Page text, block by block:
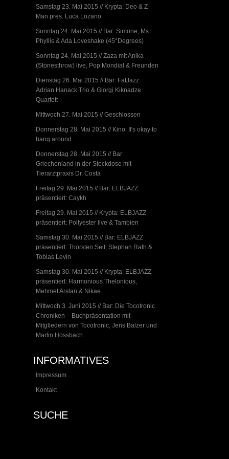
Samstag 23. Mai 2015 // Krypta: Deo & Z-
Man pres. Luca Lozano
Sonntag 24. Mai 2015 // Bar: Simone, Ms
Phyllis & Ada Loveshake (45°Degrees)
Sonntag 24. Mai 2015 // Zaza mit Anika
(Stonesthrow) live, Pop Mondial & Freunden
Dienstag 26. Mai 2015 // Bar: FatJazz:
Adrian Hanack Trio & Giorgi Kiknadze
Quartett
Mittwoch 27. Mai 2015 // Geschlossen
Donnerstag 28. Mai 2015 // Kino: It's okay to
hang around
Donnerstag 28. Mai 2015 // Bar:
Griechenland in der Steckdose mit
Tierarztpraxis Dr. Costa
Freitag 29. Mai 2015 // Bar: ELBJAZZ
präsentiert: Caykh
Freitag 29. Mai 2015 // Krypta: ELBJAZZ
präsentiert: Pollyester live & Tambien
Samstag 30. Mai 2015 // Bar: ELBJAZZ
präsentiert: Thorsten Seif, Stephan Rath &
Tobias Levin
Samstag 30. Mai 2015 // Krypta: ELBJAZZ
präsentiert: Harmonious Thelonious,
Mehmet Arslan & Nikae
Mittwoch 3. Juni 2015 // Bar: Die Tocotronic
Chroniken – Buchpräsentation mit
Mitgliedern von Tocotronic, Jens Balzer und
Martin Hossbach
INFORMATIVES
Impressum
Kontakt
SUCHE